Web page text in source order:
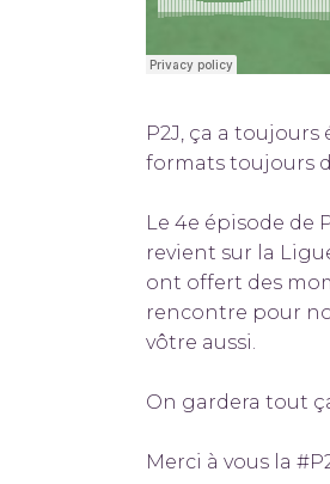
P2J, ça a
formats toujours
Le 4e épisode de
revient sur la
ont offert des
rencontre pour
vôtre aussi.
On gardera tout
Merci à vous la